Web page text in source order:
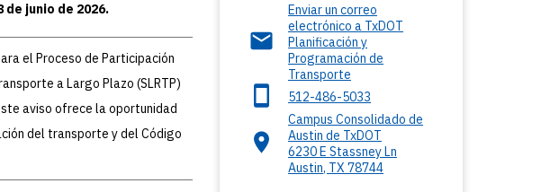
de junio de 2026.
el Proceso de Participación
a Largo Plazo (SLRTP)
aviso ofrece la oportunidad
del transporte y del Código
Enviar un correo
electrónico a TxDOT
Planificación y
Programación de
Transporte
512-486-5033
Campus Consolidado de
Austin de TxDOT
6230 E Stassney Ln
Austin, TX 78744